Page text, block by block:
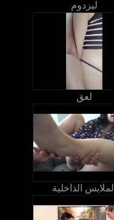
ليزدوم
لعق
الملابس الداخلية